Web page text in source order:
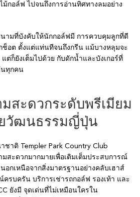
ม้กอล์ฟ ไปจนถึงการอ่านทิศทางลมอย่าง
นามที่บังคับให้นักกอล์ฟมี การควบคุมลูกที่ดี
ช็อต ตั้งแต่แท่นทีจนถึงกรีน แม้บางหลุมจะ
ต่ก็ยังเต็มไปด้วย กับดักน้ำและบังเกอร์ที่
นทุกคน
สะดวกระดับพรีเมียม
วัฒนธรรมญี่ปุ่น
าติ Templer Park Country Club
มสะดวกมากมายเพื่อเติมเต็มประสบการณ์
อกเหนือจากสิ่งมาตรฐานอย่างคลับเฮาส์
รบครัน บริการเช่ารถกอล์ฟ รองเท้า และ
ยังมี จุดเด่นที่ไม่เหมือนใครใน